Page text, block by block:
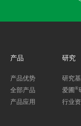
产品
产品优势
全部产品
产品应用
研究
研究
爱圃®
行业